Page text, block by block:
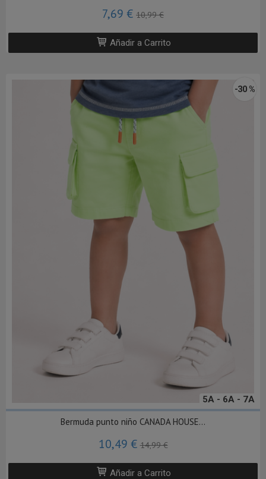
7,69 € 10,99 €
Añadir a Carrito
5A - 6A - 7A
-30 %
Bermuda punto niño CANADA HOUSE...
10,49 €14,99 €
Añadir a Carrito